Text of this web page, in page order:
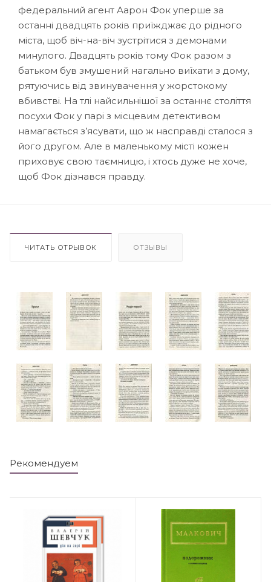
федеральний агент Аарон Фок уперше за
останні двадцять років приїжджає до рідного
міста, щоб віч-на-віч зустрітися з демонами
минулого. Двадцять років тому Фок разом з
батьком був змушений нагально виїхати з дому,
рятуючись від звинувачення у жорстокому
вбивстві. На тлі найсильнішої за останнє століття
посухи Фок у парі з місцевим детективом
намагається з’ясувати, що ж насправді сталося з
його другом. Але в маленькому місті кожен
приховує свою таємницю, і хтось дуже не хоче,
щоб Фок дізнався правду.
ЧИТАТЬ ОТРЫВОК ОТЗЫВЫ
Рекомендуем